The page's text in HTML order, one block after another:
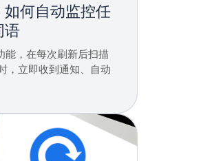
何自动监控任
语
能，在每次刷新后扫描
，立即收到通知、自动